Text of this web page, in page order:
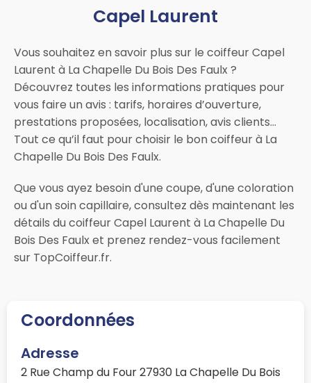
Capel Laurent
Vous souhaitez en savoir plus sur le coiffeur Capel
Laurent à La Chapelle Du Bois Des Faulx ?
Découvrez toutes les informations pratiques pour
vous faire un avis : tarifs, horaires d’ouverture,
prestations proposées, localisation, avis clients…
Tout ce qu’il faut pour choisir le bon coiffeur à La
Chapelle Du Bois Des Faulx.
Que vous ayez besoin d'une coupe, d'une coloration
ou d'un soin capillaire, consultez dès maintenant les
détails du coiffeur Capel Laurent à La Chapelle Du
Bois Des Faulx et prenez rendez-vous facilement
sur TopCoiffeur.fr.
Coordonnées
Adresse
2 Rue Champ du Four 27930 La Chapelle Du Bois